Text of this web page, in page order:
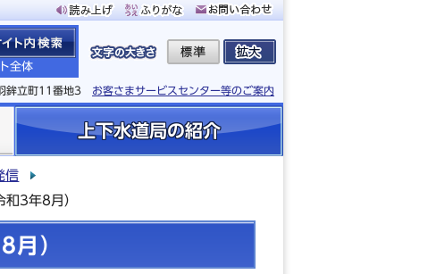
全体
鉾立町11番地3 お客さまサービスセンター等のご案内
上下水道局の紹介
信
3年8月）
月）